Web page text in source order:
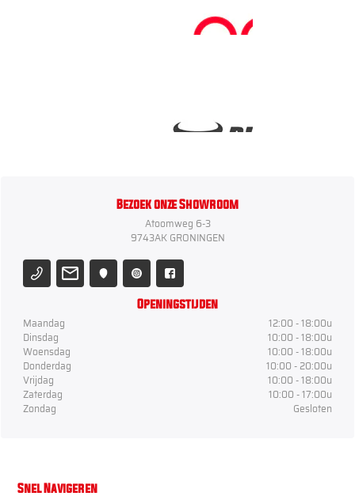
Bezoek onze Showroom
Atoomweg 6-3
9743AK GRONINGEN
Openingstijden
Maandag
12:00 - 18:00u
Dinsdag
10:00 - 18:00u
Woensdag
10:00 - 18:00u
Donderdag
10:00 - 20:00u
Vrijdag
10:00 - 18:00u
Zaterdag
10:00 - 17:00u
Zondag
Gesloten
Snel Navigeren